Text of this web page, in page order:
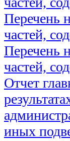
Перечень
частей,
Перечень
частей,
Отчет
иных